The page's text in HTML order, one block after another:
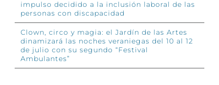
impulso decidido a la inclusión laboral de las
personas con discapacidad
Clown, circo y magia: el Jardín de las Artes
dinamizará las noches veraniegas del 10 al 12
de julio con su segundo “Festival
Ambulantes”